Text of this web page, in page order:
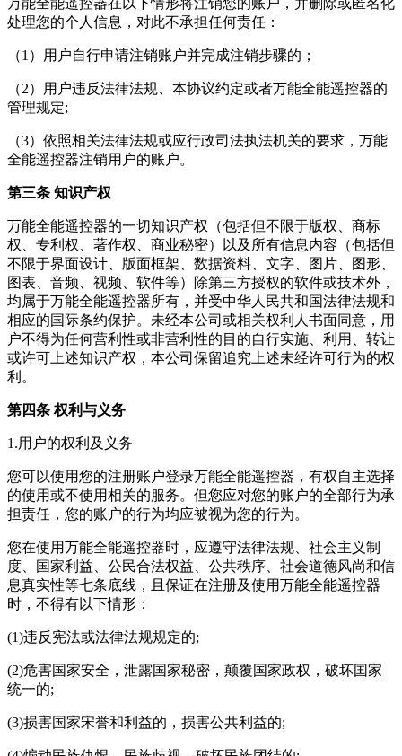
万能全能遥控器在以下情形将注销您的账户，并删除或匿名化
处理您的个人信息，对此不承担任何责任：
（1）用户自行申请注销账户并完成注销步骤的；
（2）用户违反法律法规、本协议约定或者万能全能遥控器的
管理规定;
（3）依照相关法律法规或应行政司法执法机关的要求，万能
全能遥控器注销用户的账户。
第三条 知识产权
万能全能遥控器的一切知识产权（包括但不限于版权、商标
权、专利权、著作权、商业秘密）以及所有信息内容（包括但
不限于界面设计、版面框架、数据资料、文字、图片、图形、
图表、音频、视频、软件等）除第三方授权的软件或技术外，
均属于万能全能遥控器所有，并受中华人民共和国法律法规和
相应的国际条约保护。未经本公司或相关权利人书面同意，用
户不得为任何营利性或非营利性的目的自行实施、利用、转让
或许可上述知识产权，本公司保留追究上述未经许可行为的权
利。
第四条 权利与义务
1.用户的权利及义务
您可以使用您的注册账户登录万能全能遥控器，有权自主选择
的使用或不使用相关的服务。但您应对您的账户的全部行为承
担责任，您的账户的行为均应被视为您的行为。
您在使用万能全能遥控器时，应遵守法律法规、社会主义制
度、国家利益、公民合法权益、公共秩序、社会道德风尚和信
息真实性等七条底线，且保证在注册及使用万能全能遥控器
时，不得有以下情形：
(1)违反宪法或法律法规规定的;
(2)危害国家安全，泄露国家秘密，颠覆国家政权，破坏囯家
统一的;
(3)损害国家宋誉和利益的，损害公共利益的;